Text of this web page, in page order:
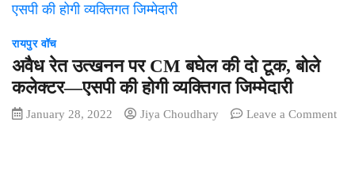
रायपुर वॉच
अवैध रेत उत्खनन पर CM बघेल की दो टूक, बोले
कलेक्टर—एसपी की होगी व्यक्तिगत जिम्मेदारी
January 28, 2022 Jiya Choudhary
Leave a Comment